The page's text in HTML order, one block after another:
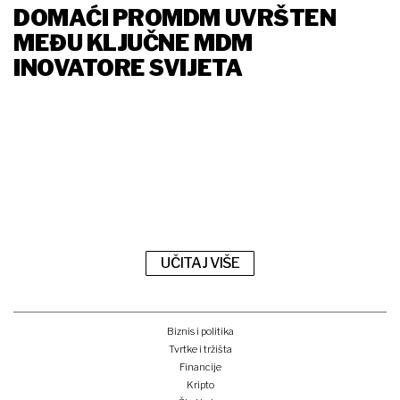
DOMAĆI PROMDM UVRŠTEN
MEĐU KLJUČNE MDM
INOVATORE SVIJETA
UČITAJ VIŠE
Biznis i politika
Tvrtke i tržišta
Financije
Kripto